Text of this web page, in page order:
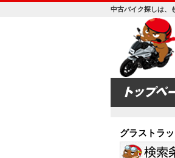
中古バイク探しは、
グラストラ